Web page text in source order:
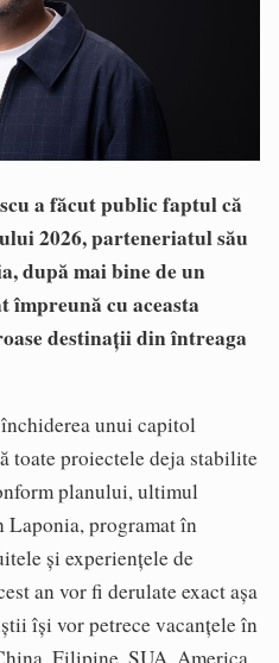
a făcut public faptul că
2026, parteneriatul său
după mai bine de un
împreună cu aceasta
destinații din întreaga
unui capitol
toate proiectele deja stabilite
planului, ultimul
Laponia, programat în
și experiențele de
an vor fi derulate exact așa
își vor petrece vacanțele în